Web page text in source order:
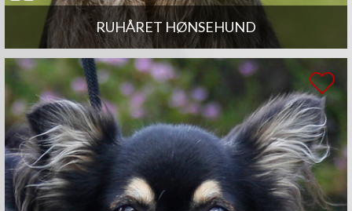
RUHÅRET HØNSEHUND